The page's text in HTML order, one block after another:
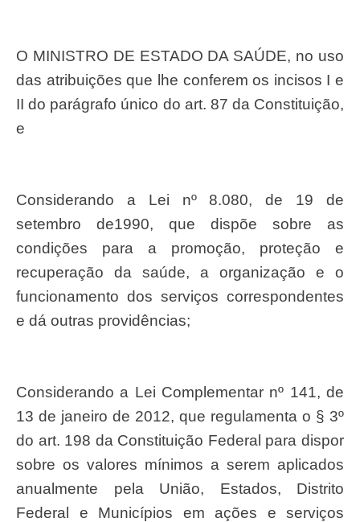
O MINISTRO DE ESTADO DA SAÚDE, no uso
das atribuições que lhe conferem os incisos I e
II do parágrafo único do art. 87 da Constituição,
e
Considerando a Lei nº 8.080, de 19 de
setembro de1990, que dispõe sobre as
condições para a promoção, proteção e
recuperação da saúde, a organização e o
funcionamento dos serviços correspondentes
e dá outras providências;
Considerando a Lei Complementar nº 141, de
13 de janeiro de 2012, que regulamenta o § 3º
do art. 198 da Constituição Federal para dispor
sobre os valores mínimos a serem aplicados
anualmente pela União, Estados, Distrito
Federal e Municípios em ações e serviços